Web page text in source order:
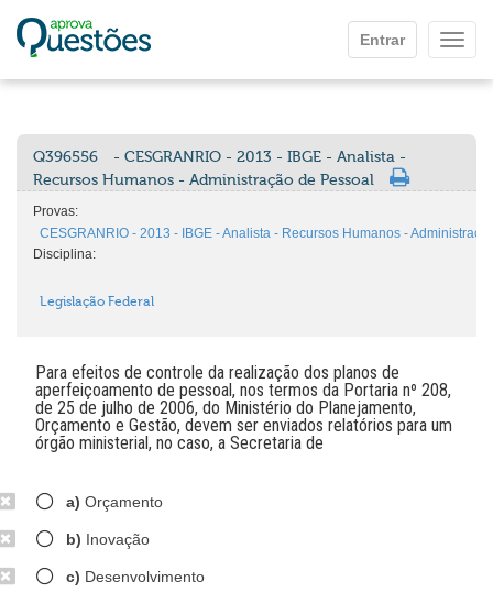
Entrar
Q396556
- CESGRANRIO - 2013 - IBGE - Analista -
Recursos Humanos - Administração de Pessoal
Provas:
CESGRANRIO - 2013 - IBGE - Analista - Recursos Humanos -
Disciplina:
Legislação Federal
Para efeitos de controle da realização dos planos de
aperfeiçoamento de pessoal, nos termos da Portaria nº 208,
de 25 de julho de 2006, do Ministério do Planejamento,
Orçamento e Gestão, devem ser enviados relatórios para um
órgão ministerial, no caso, a Secretaria de
a) Orçamento
b) Inovação
c) Desenvolvimento